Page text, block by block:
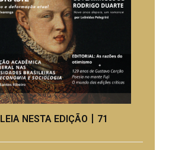
LEIA NESTA EDIÇÃO丨71